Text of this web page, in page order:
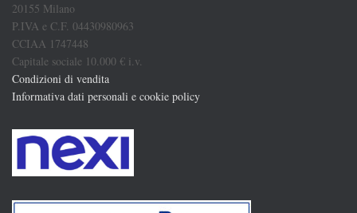
20155 Milano
P.IVA e C.F. 04430980963
CCIAA 1747448
Capitale sociale 10.000 € i.v.
Condizioni di vendita
Informativa dati personali e cookie policy